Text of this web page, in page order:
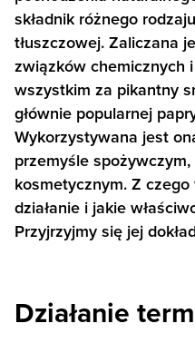
składnik różnego
tłuszczowej. Zaliczana
związków chemicznych
wszystkim za pikantny
głównie popularnej
Wykorzystywana jest
przemyśle
kosmetycznym. Z
działanie i jakie
Przyjrzyjmy się jej
Działanie